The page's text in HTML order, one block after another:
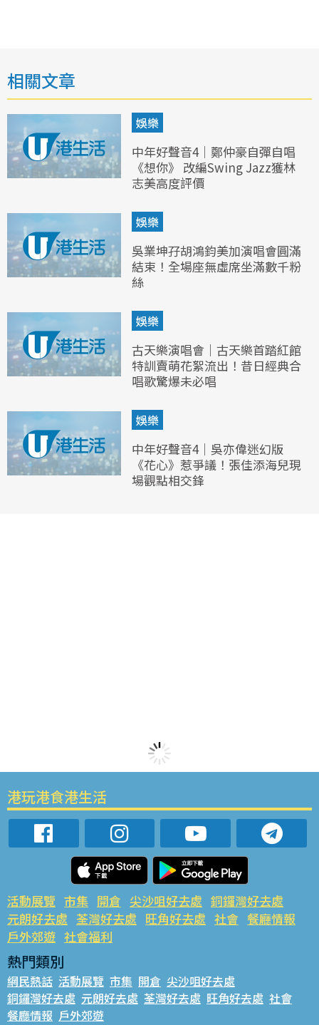
相關文章
娛樂
中年好聲音4｜鄭仲豪自彈自唱
《想你》 改編Swing Jazz獲林
志美高度評價
娛樂
吳業坤孖胡鴻鈞美加演唱會圓滿
結束！全場座無虛席坐滿數千粉
絲
娛樂
古天樂演唱會｜古天樂首踏紅館
特訓賣萌花絮流出！昔日經典合
唱歌驚爆未必唱
娛樂
中年好聲音4｜吳亦偉迷幻版
《花心》惹爭議！張佳添海兒現
場觀點相交鋒
港玩港食港生活
活動展覽 市集 開倉 尖沙咀好去處 銅鑼灣好去處
元朗好去處 荃灣好去處 旺角好去處 社會 餐廳情報
戶外郊遊 社會福利
熱門類別
網民熱話 活動展覽 市集 開倉 尖沙咀好去處
銅鑼灣好去處 元朗好去處 荃灣好去處 旺角好去處 社會
餐廳情報 戶外郊遊